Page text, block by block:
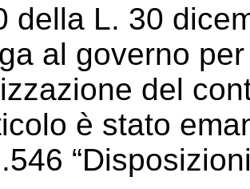
della L. 30
al governo
del
è stato